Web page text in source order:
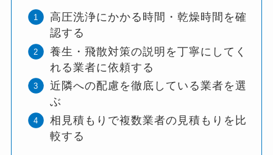
高圧洗浄にかかる時間・乾燥時間を確
認する
養生・飛散対策の説明を丁寧にしてく
れる業者に依頼する
近隣への配慮を徹底している業者を選
ぶ
相見積もりで複数業者の見積もりを比
較する